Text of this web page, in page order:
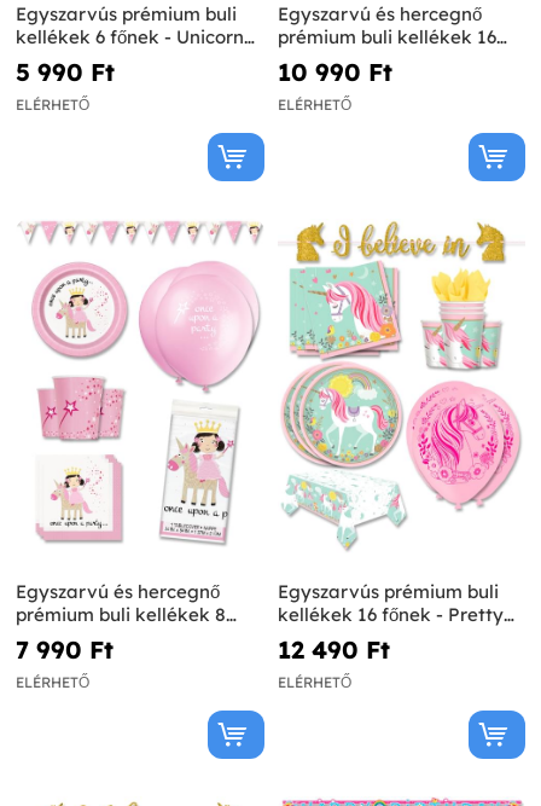
Egyszarvús prémium buli
kellékek 6 főnek - Unicorn
Collection
5 990 Ft‎
ELÉRHETŐ
Egyszarvú és hercegnő
prémium buli kellékek 16
főnek - Magical Unicorn
10 990 Ft‎
ELÉRHETŐ
Egyszarvú és hercegnő
prémium buli kellékek 8
főnek - Magical Unicorn
7 990 Ft‎
ELÉRHETŐ
Egyszarvús prémium buli
kellékek 16 főnek - Pretty
Unicorn
12 490 Ft‎
ELÉRHETŐ